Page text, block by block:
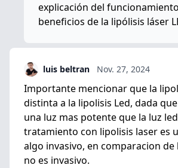
explicación del
beneficios de la lipólisis láser
luis beltran Nov. 27, 2024
Importante mencionar que la
distinta a la lipolisis Led, dada
una luz mas potente que la luz
tratamiento con lipolisis laser es
algo invasivo, en comparacion de
no es invasivo.